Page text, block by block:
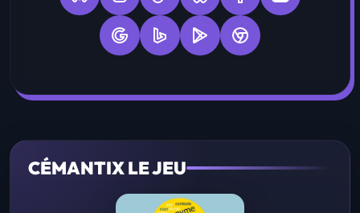
CÉMANTIX LE JEU